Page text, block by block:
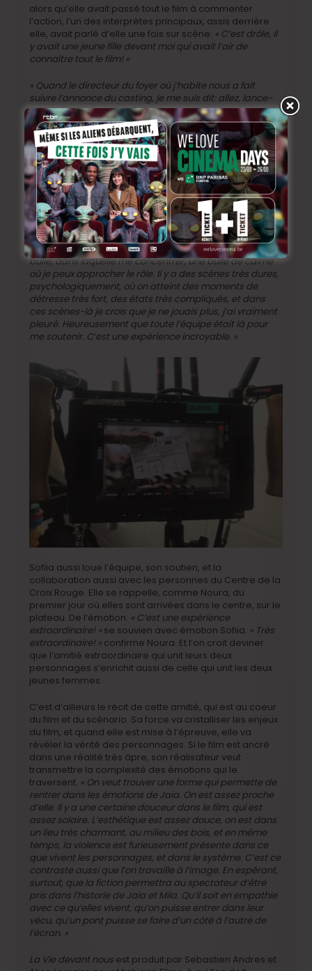
alors qu’elle avait passé tout le film à commenter
l’action, l’un des interprètes principaux, assis derrière
elle, avait parlé d’elle une fois sur scène: « C’est drôle, il
y avait une jeune fille devant moi qui avait l’air de
connaître tout le film! »
« Quand le directeur du foyer où j’habite nous a fait
suivre l’annonce du casting, je me suis dit: allez, lance-
toi, ce serait chouette de jouer au moins une fois dans un
film! »Sur le papier pourtant ce n’était pas gagné.
Certes, Noura a une expérience de parcours
migratoire qui s’approche de celle de Jaia, mais elle
n’a pas du tout, mais alors pas du tout la même
personnalité.« Moi, je pensais que je serais prise pour le
rôle de Mila,se souvient-elle en souriant.Quand j’ai
passé le casting, j’étais très ouverte. Je ne suis pas du
tout timide ni introvertie comme peur l’être Jaia. Cela
m’a surprise que l’on me choisisse, et que l’on me fasse
confiance pour lui donner vie. J’ai pu douter au début du
tournage, mais je crois que j’ai réussi à me créer une
bulle, dans laquelle me concentrer, une bulle de calme
où je peux approcher le rôle. Il y a des scènes très dures,
psychologiquement, où on atteint des moments de
détresse très fort, des états très compliqués, et dans
ces scènes-là je crois que je ne jouais plus, j’ai vraiment
pleuré. Heureusement que toute l’équipe était là pour
me soutenir. C’est une expérience incroyable. »
Sofiia aussi loue l’équipe, son soutien, et la
collaboration aussi avec les personnes du Centre de la
Croix Rouge. Elle se rappelle, comme Noura, du
premier jour où elles sont arrivées dans le centre, sur le
plateau. De l’émotion. « C’est une expérience
extraordinaire! » se souvien avec émotion Sofiia. « Très
extraordinaire! » confirme Noura. Et l’on croit deviner
que l’amitié extraordinaire qui unit leurs deux
personnages s’enrichit aussi de celle qui unit les deux
jeunes femmes.
C’est d’ailleurs le récit de cette amitié, qui est au coeur
du film et du scénario. Sa force va cristalliser les enjeux
du film, et quand elle est mise à l’épreuve, elle va
révéler la vérité des personnages. Si le film est ancré
dans une réalité très âpre, son réalisateur veut
transmettre la complexité des émotions qui le
traversent. « On veut trouver une forme qui permette de
rentrer dans les émotions de Jaia. On est assez proche
d’elle. Il y a une certaine douceur dans le film, qui est
assez solaire. L’esthétique est assez douce, on est dans
un lieu très charmant, au milieu des bois, et en même
temps, la violence est furieusement présente dans ce
que vivent les personnages, et dans le système. C’est ce
contraste aussi que l’on travaille à l’image. En espérant,
surtout, que la fiction permettra au spectateur d’être
pris dans l’historie de Jaia et Mila. Qu’il soit en empathie
avec ce qu’elles vivent, qu’on puisse entrer dans leur
vécu, qu’un pont puisse se faire d’un côté à l’autre de
l’écran. »
La Vie devant nous est produit par Sebastien Andres et